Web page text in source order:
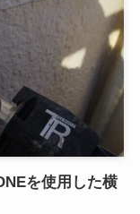
を使用した横